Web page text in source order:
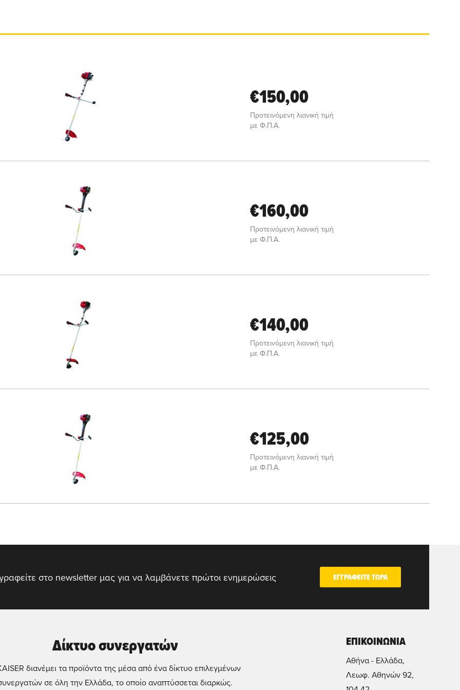
€150,00
Προτεινόμενη λιανική τιμή
με Φ.Π.Α.
€160,00
Προτεινόμενη λιανική τιμή
με Φ.Π.Α.
€140,00
Προτεινόμενη λιανική τιμή
με Φ.Π.Α.
€125,00
Προτεινόμενη λιανική τιμή
με Φ.Π.Α.
στο newsletter μας για να λαμβάνετε πρώτοι ενημερώσεις ΕΓΓΡΑΦΕΙΤΕ ΤΩΡΑ
Δίκτυο συνεργατών
διανέμει τα προϊόντα της μέσα από ένα δίκτυο επιλεγμένων
σε όλη την Ελλάδα, το οποίο αναπτύσσεται διαρκώς.
ΕΠΙΚΟΙΝΩΝΙΑ
Αθήνα - Ελλάδα,
Λεωφ. Αθηνών 92,